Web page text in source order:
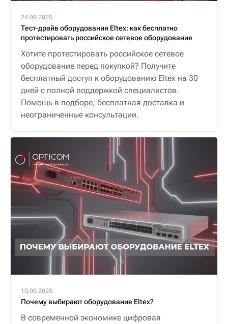
24.09.2025
Тест-драйв оборудования Eltex: как бесплатно
протестировать российское сетевое оборудование
Хотите протестировать российское сетевое
оборудование перед покупкой? Получите
бесплатный доступ к оборудованию Eltex на 30
дней с полной поддержкой специалистов.
Помощь в подборе, бесплатная доставка и
неограниченные консультации.
10.09.2025
Почему выбирают оборудование Eltex?
В современной экономике цифровая